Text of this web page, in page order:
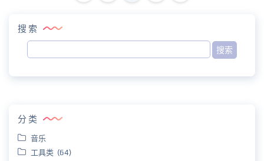
搜索
分类
音乐
工具类 (64)